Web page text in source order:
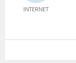
INTERNET